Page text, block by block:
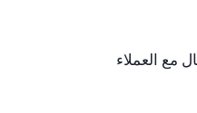
مع العملاء